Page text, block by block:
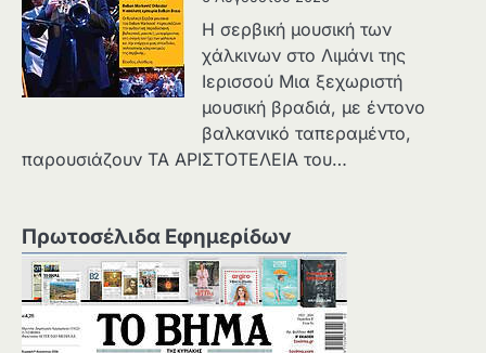
Η σερβική μουσική των
χάλκινων στο Λιμάνι της
Ιερισσού Μια ξεχωριστή
μουσική βραδιά, με έντονο
βαλκανικό ταπεραμέντο,
παρουσιάζουν ΤΑ ΑΡΙΣΤΟΤΕΛΕΙΑ του…
Πρωτοσέλιδα Εφημερίδων